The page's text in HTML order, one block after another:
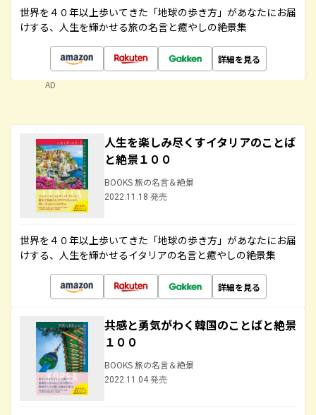
世界を４０年以上歩いてきた「地球の歩き方」があなたにお届
けする、人生を輝かせる旅の名言と癒やしの絶景集
詳細を見る
AD
人生を楽しみ尽くすイタリアのことば
と絶景１００
BOOKS 旅の名言＆絶景
2022.11.18 発売
世界を４０年以上歩いてきた「地球の歩き方」があなたにお届
けする、人生を輝かせるイタリアの名言と癒やしの絶景集
詳細を見る
共感と勇気がわく韓国のことばと絶景
１００
BOOKS 旅の名言＆絶景
2022.11.04 発売